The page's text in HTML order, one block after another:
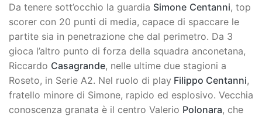
Da tenere sott’occhio la guardia Simone Centanni, top
scorer con 20 punti di media, capace di spaccare le
partite sia in penetrazione che dal perimetro. Da 3
gioca l’altro punto di forza della squadra anconetana,
Riccardo Casagrande, nelle ultime due stagioni a
Roseto, in Serie A2. Nel ruolo di play Filippo Centanni,
fratello minore di Simone, rapido ed esplosivo. Vecchia
conoscenza granata è il centro Valerio Polonara, che